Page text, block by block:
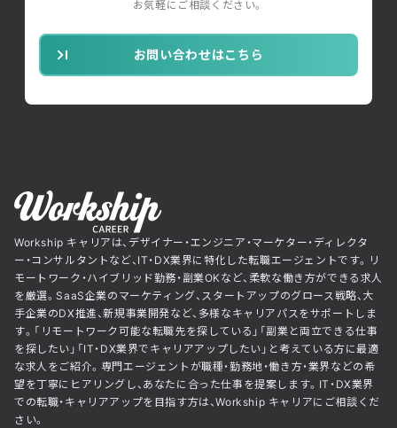
お気軽にご相談ください。
お問い合わせはこちら
Workship キャリアは、デザイナー・エンジニア・マーケター・ディレクタ
ー・コンサルタントなど、IT・DX業界に特化した転職エージェントです。リ
モートワーク・ハイブリッド勤務・副業OKなど、柔軟な働き方ができる求人
を厳選。SaaS企業のマーケティング、スタートアップのグロース戦略、大
手企業のDX推進、新規事業開発など、多様なキャリアパスをサポートしま
す。「リモートワーク可能な転職先を探している」「副業と両立できる仕事
を探したい」「IT・DX業界でキャリアアップしたい」と考えている方に最適
な求人をご紹介。専門エージェントが職種・勤務地・働き方・業界などの希
望を丁寧にヒアリングし、あなたに合った仕事を提案します。IT・DX業界
での転職・キャリアアップを目指す方は、Workship キャリアにご相談くだ
さい。